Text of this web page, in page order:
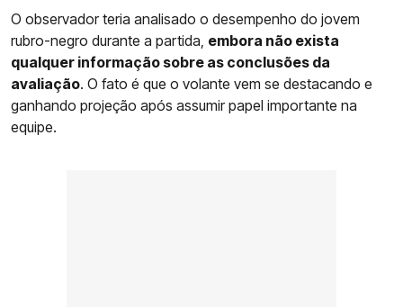
O observador teria analisado o desempenho do jovem
rubro-negro durante a partida, embora não exista
qualquer informação sobre as conclusões da
avaliação. O fato é que o volante vem se destacando e
ganhando projeção após assumir papel importante na
equipe.